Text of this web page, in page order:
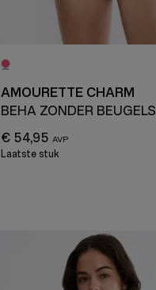
AMOURETTE CHARM
BEHA ZONDER BEUGELS
€ 54,95
Laatste stuk